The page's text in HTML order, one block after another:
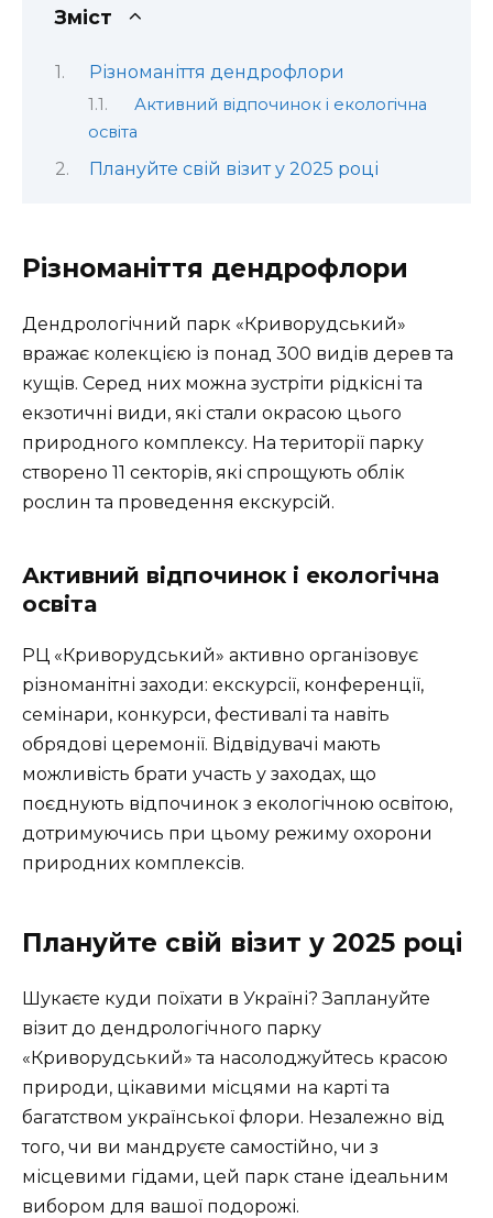
Зміст
Різноманіття дендрофлори
Активний відпочинок і екологічна
освіта
Плануйте свій візит у 2025 році
Різноманіття дендрофлори
Дендрологічний парк «Криворудський»
вражає колекцією із понад 300 видів дерев та
кущів. Серед них можна зустріти рідкісні та
екзотичні види, які стали окрасою цього
природного комплексу. На території парку
створено 11 секторів, які спрощують облік
рослин та проведення екскурсій.
Активний відпочинок і екологічна
освіта
РЦ «Криворудський» активно організовує
різноманітні заходи: екскурсії, конференції,
семінари, конкурси, фестивалі та навіть
обрядові церемонії. Відвідувачі мають
можливість брати участь у заходах, що
поєднують відпочинок з екологічною освітою,
дотримуючись при цьому режиму охорони
природних комплексів.
Плануйте свій візит у 2025 році
Шукаєте куди поїхати в Україні? Заплануйте
візит до дендрологічного парку
«Криворудський» та насолоджуйтесь красою
природи, цікавими місцями на карті та
багатством української флори. Незалежно від
того, чи ви мандруєте самостійно, чи з
місцевими гідами, цей парк стане ідеальним
вибором для вашої подорожі.